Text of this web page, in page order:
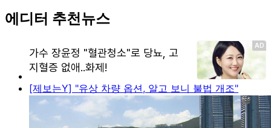
에디터 추천뉴스
[제보는Y] "유상 차량 옵션, 알고 보니 불법 개조"